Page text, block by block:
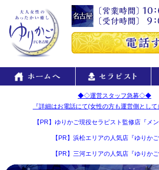
◆◇運営スタッフ急募◇◆
『詳細はお電話にて(女性の方も運営側とし
【PR】ゆりかご現役セラピスト監修店『メン
【PR】浜松エリアの人気店『ゆりかご
【PR】三河エリアの人気店『ゆりかご